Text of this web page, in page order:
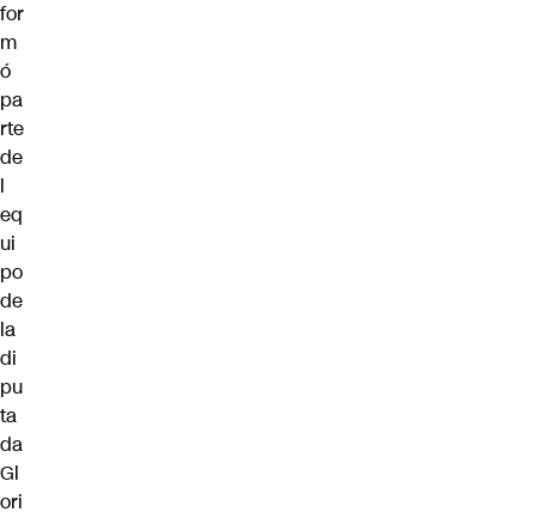
for
m
ó
pa
rte
de
l
eq
ui
po
de
la
di
pu
ta
da
Gl
ori